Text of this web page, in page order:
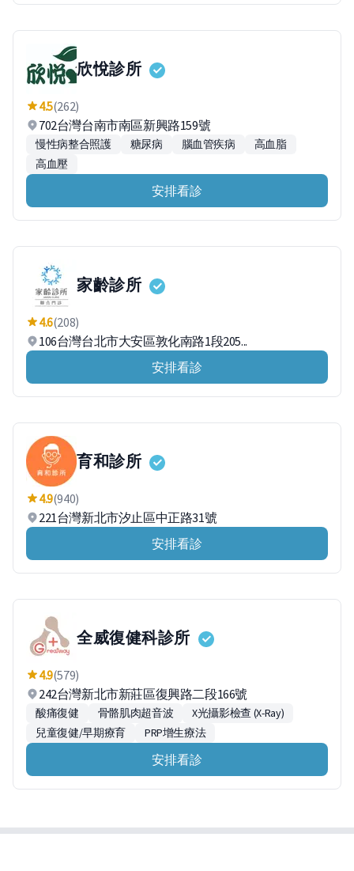
欣悅診所
4.5(262)
702台灣台南市南區新興路159號
慢性病整合照護 糖尿病 腦血管疾病
高血脂
高血壓
安排看診
家齡診所
4.6(208)
106台灣台北市大安區敦化南路1段205...
安排看診
育和診所
4.9(940)
221台灣新北市汐止區中正路31號
安排看診
全威復健科診所
4.9(579)
242台灣新北市新莊區復興路二段166號
酸痛復健 骨骼肌肉超音波
X光攝影檢查 (X-Ray)
兒童復健/早期療育
PRP增生療法
安排看診